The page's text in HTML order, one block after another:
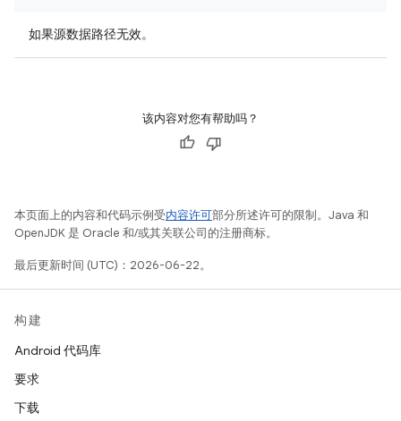
如果源数据路径无效。
该内容对您有帮助吗？
本页面上的内容和代码示例受内容许可部分所述许可的限制。Java 和
OpenJDK 是 Oracle 和/或其关联公司的注册商标。
最后更新时间 (UTC)：2026-06-22。
构建
Android 代码库
要求
下载